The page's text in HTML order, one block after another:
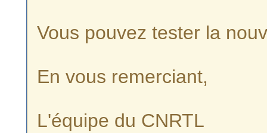
Vous pouvez tester la
En vous remerciant,
L'équipe du CNRTL